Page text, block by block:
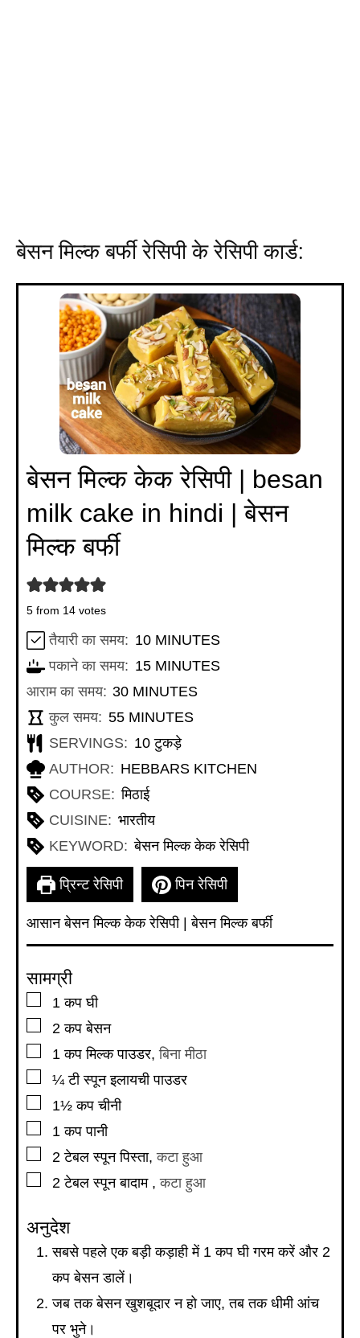
बेसन मिल्क बर्फी रेसिपी के रेसिपी कार्ड:
बेसन मिल्क केक रेसिपी | besan
milk cake in hindi | बेसन
मिल्क बर्फी
5 from 14 votes
तैयारी का समय: 10MINUTES
MINUTES
पकाने का समय: 15MINUTES
MINUTES
आराम का समय: 30MINUTES
MINUTES
कुल समय: 55MINUTES
MINUTES
SERVINGS: 10 टुकड़े
AUTHOR: HEBBARS KITCHEN
COURSE: मिठाई
CUISINE: भारतीय
KEYWORD: बेसन मिल्क केक रेसिपी
प्रिन्ट रेसिपी पिन रेसिपी
आसान बेसन मिल्क केक रेसिपी | बेसन मिल्क बर्फी
सामग्री
▢
1 कप घी
▢
2 कप बेसन
▢
1 कप मिल्क पाउडर,बिना मीठा
▢
¼ टी स्पून इलायची पाउडर
▢
1½ कपचीनी
▢
1 कप पानी
▢
2 टेबल स्पून पिस्ता,कटा हुआ
▢
2 टेबल स्पून बादाम ,कटा हुआ
अनुदेश
सबसे पहले एक बड़ी कड़ाही में 1 कप घी गरम करें और 2
कप बेसन डालें।
जब तक बेसन खुशबूदार न हो जाए, तब तक धीमी आंच
पर भुने।